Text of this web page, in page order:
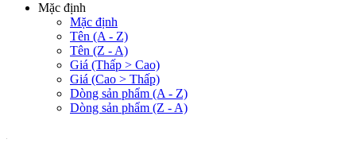
Mặc định
Mặc định
Tên (A - Z)
Tên (Z - A)
Giá (Thấp > Cao)
Giá (Cao > Thấp)
Dòng sản phẩm (A - Z)
Dòng sản phẩm (Z - A)